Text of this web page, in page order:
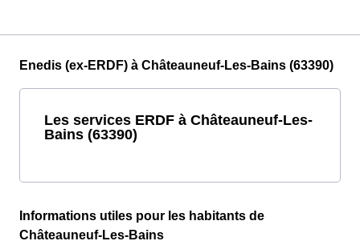
Enedis (ex-ERDF) à Châteauneuf-Les-Bains (63390)
Les services ERDF à Châteauneuf-Les-
Bains (63390)
Informations utiles pour les habitants de
Châteauneuf-Les-Bains